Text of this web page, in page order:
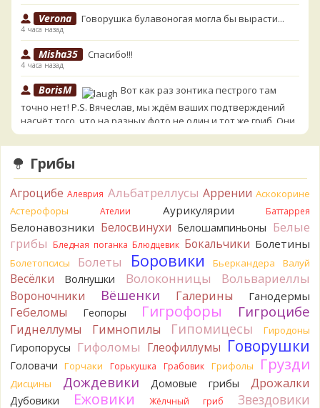
Verona Говорушка булавоногая могла бы вырасти...
4 часа назад
Misha35 Спасибо!!!
4 часа назад
BorisM
Вот как раз зонтика пестрого там
точно нет! P.S. Вячеслав, мы ждём ваших подтверждений
насчёт того, что на разных фото не один и тот же гриб. Они
и по виду разные, а не просто разные экземпляры. Но
хорошо было бы упорядочить это с вашим участием.
Разные грибы нужно разнести по разным вопросам!
5 часов назад
BorisM Однозначно польский!
5 часов назад
BorisM
Николай, дайте уточнение насчёт изменения
цвета гриба на срезе. Без этой информации до конца
сложно выбрать между жёлтым и собачьим груздями!
BorisM Очевидный подберезовик!
11 часов назад
Verona Рядовка скученная.
Юрий
Только сосны. Любит молодняк и растёт ещё по
краям лесных дорог.
1 день назад
Грибы
Агроцибе Алеврия Альбатреллусы Аррении Аскокорине
Астерофоры
Ателии Аурикулярии Баттаррея
Белонавозники Белосвинухи Белошампиньоны Белые
грибы Бледная поганка Блюдцевик Бокальчики Болетины
Болетопсисы Болеты Боровики Бьеркандера Валуй
Весёлки Волнушки Волоконницы Вольвариеллы
Вороночники Вёшенки Галерины Ганодермы
Гебеломы Геопоры Гигрофоры Гигроцибе
Гиднеллумы Гимнопилы Гипомицесы Гиродоны
Гиропорусы Гифоломы Глеофиллумы Говорушки
Головачи Горчаки Горькушка Грабовик Грифолы Грузди
Дисцины Дождевики Домовые грибы Дрожалки
Дубовики Ежовики Жёлчный гриб Звездовики